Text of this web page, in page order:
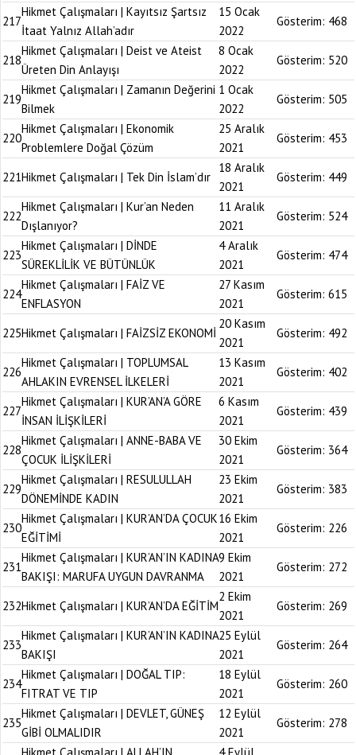
217
Hikmet Çalışmaları | Kayıtsız Şartsız
İtaat Yalnız Allah’adır
15 Ocak
2022
Gösterim: 468
218
Hikmet Çalışmaları | Deist ve Ateist
Üreten Din Anlayışı
8 Ocak
2022
Gösterim: 520
219
Hikmet Çalışmaları | Zamanın Değerini
Bilmek
1 Ocak
2022
Gösterim: 505
220
Hikmet Çalışmaları | Ekonomik
Problemlere Doğal Çözüm
25 Aralık
2021
Gösterim: 453
221Hikmet Çalışmaları | Tek Din İslam’dır
18 Aralık
2021
Gösterim: 449
222
Hikmet Çalışmaları | Kur’an Neden
Dışlanıyor?
11 Aralık
2021
Gösterim: 524
223
Hikmet Çalışmaları | DİNDE
SÜREKLİLİK VE BÜTÜNLÜK
4 Aralık
2021
Gösterim: 474
224
Hikmet Çalışmaları | FAİZ VE
ENFLASYON
27 Kasım
2021
Gösterim: 615
225Hikmet Çalışmaları | FAİZSİZ EKONOMİ
20 Kasım
2021
Gösterim: 492
226
Hikmet Çalışmaları | TOPLUMSAL
AHLAKIN EVRENSEL İLKELERİ
13 Kasım
2021
Gösterim: 402
227
Hikmet Çalışmaları | KUR’AN’A GÖRE
İNSAN İLİŞKİLERİ
6 Kasım
2021
Gösterim: 439
228
Hikmet Çalışmaları | ANNE-BABA VE
ÇOCUK İLİŞKİLERİ
30 Ekim
2021
Gösterim: 364
229
Hikmet Çalışmaları | RESULULLAH
DÖNEMİNDE KADIN
23 Ekim
2021
Gösterim: 383
230
Hikmet Çalışmaları | KUR’AN’DA ÇOCUK
EĞİTİMİ
16 Ekim
2021
Gösterim: 226
231
Hikmet Çalışmaları | KUR’AN’IN KADINA
BAKIŞI: MARUFA UYGUN DAVRANMA
9 Ekim
2021
Gösterim: 272
232Hikmet Çalışmaları | KUR’AN’DA EĞİTİM
2 Ekim
2021
Gösterim: 269
233
Hikmet Çalışmaları | KUR’AN’IN KADINA
BAKIŞI
25 Eylül
2021
Gösterim: 264
234
Hikmet Çalışmaları | DOĞAL TIP:
FITRAT VE TIP
18 Eylül
2021
Gösterim: 260
235
Hikmet Çalışmaları | DEVLET, GÜNEŞ
GİBİ OLMALIDIR
12 Eylül
2021
Gösterim: 278